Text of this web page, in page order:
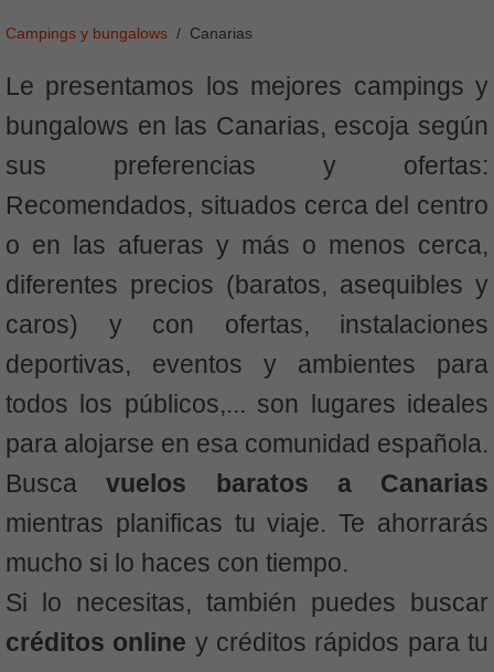
Campings y bungalows Canarias
Le presentamos los mejores campings y
bungalows en las Canarias, escoja según
sus preferencias y ofertas:
Recomendados, situados cerca del centro
o en las afueras y más o menos cerca,
diferentes precios (baratos, asequibles y
caros) y con ofertas, instalaciones
deportivas, eventos y ambientes para
todos los públicos,... son lugares ideales
para alojarse en esa comunidad española.
Buscavuelos baratos a Canarias
mientras planificas tu viaje. Te ahorrarás
mucho si lo haces con tiempo.
Si lo necesitas, también puedes buscar
créditos online y créditos rápidos para tu